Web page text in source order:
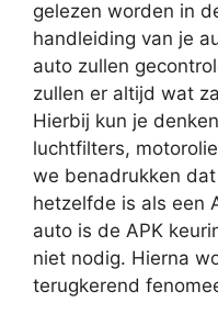
gelezen worden in
handleiding van je
auto zullen
zullen er altijd wat
Hierbij kun je
luchtfilters,
we benadrukken
hetzelfde is als een
auto is de APK
niet nodig. Hierna
terugkerend